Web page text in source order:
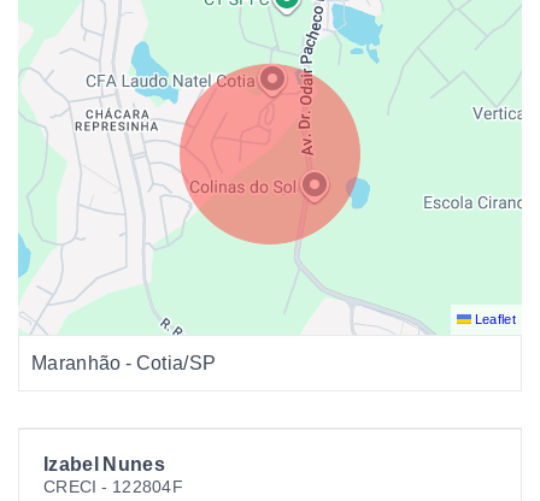
Izabel Nunes
CRECI - 122804F
Leaflet
Maranhão - Cotia/SP